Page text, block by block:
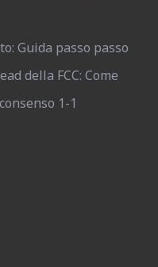
Guida passo passo
della FCC: Come
1-1